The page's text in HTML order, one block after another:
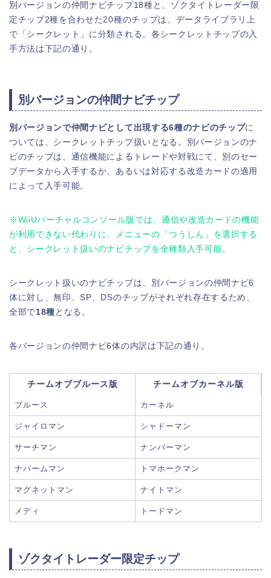
別バージョンの仲間ナビチップ18種と、ゾクタイトレーダー限
定チップ2種を合わせた20種のチップは、データライブラリ上
で「シークレット」に分類される。各シークレットチップの入
手方法は下記の通り。
別バージョンの仲間ナビチップ
別バージョンで仲間ナビとして出現する6種のナビのチップに
ついては、シークレットチップ扱いとなる。別バージョンのナ
ビのチップは、通信機能によるトレードや対戦にて、別のセー
ブデータから入手するか、あるいは対応する改造カードの適用
によって入手可能。
※WiiUバーチャルコンソール版では、通信や改造カードの機能
が利用できない代わりに、メニューの「つうしん」を選択する
と、シークレット扱いのナビチップを全種類入手可能。
シークレット扱いのナビチップは、別バージョンの仲間ナビ6
体に対し、無印、SP、DSのチップがそれぞれ存在するため、
全部で18種 となる。
各バージョンの仲間ナビ6体の内訳は下記の通り。
チームオブブルース版 チームオブカーネル版
ブルース カーネル
ジャイロマン シャドーマン
サーチマン ナンバーマン
ナパームマン トマホークマン
マグネットマン ナイトマン
メディ トードマン
ゾクタイトレーダー限定チップ